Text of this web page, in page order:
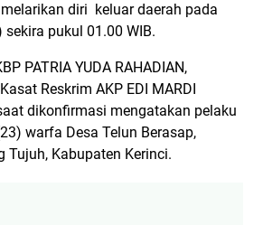
diri keluar daerah pada
pukul 01.00 WIB.
PATRIA YUDA RAHADIAN,
Reskrim AKP EDI MARDI
dikonfirmasi mengatakan pelaku
warfa Desa Telun Berasap,
Tujuh, Kabupaten Kerinci.